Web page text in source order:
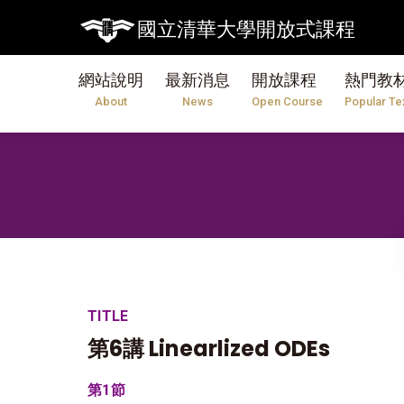
國立清華大學開放式課程
網站說明
About
最新消息
News
開放課程
Open Course
熱門教
Popular
TITLE
第6講 Linearlized ODEs
第1節